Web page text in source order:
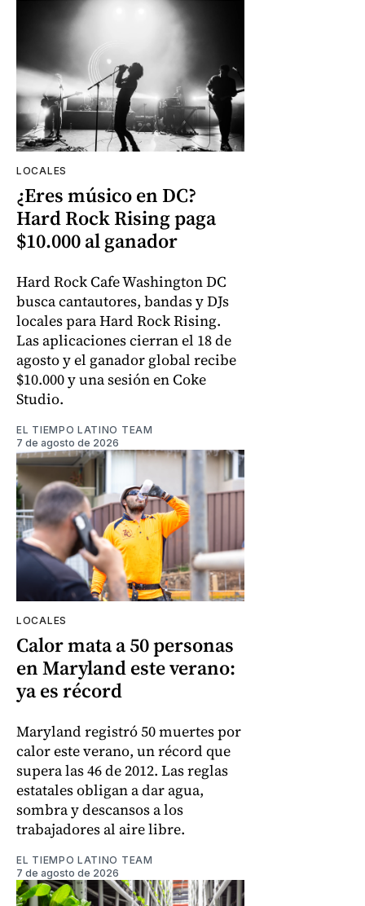
LOCALES
¿Eres músico en DC?
Hard Rock Rising paga
$10.000 al ganador
Hard Rock Cafe Washington DC
busca cantautores, bandas y DJs
locales para Hard Rock Rising.
Las aplicaciones cierran el 18 de
agosto y el ganador global recibe
$10.000 y una sesión en Coke
Studio.
EL TIEMPO LATINO TEAM
7 de agosto de 2026
LOCALES
Calor mata a 50 personas
en Maryland este verano:
ya es récord
Maryland registró 50 muertes por
calor este verano, un récord que
supera las 46 de 2012. Las reglas
estatales obligan a dar agua,
sombra y descansos a los
trabajadores al aire libre.
EL TIEMPO LATINO TEAM
7 de agosto de 2026